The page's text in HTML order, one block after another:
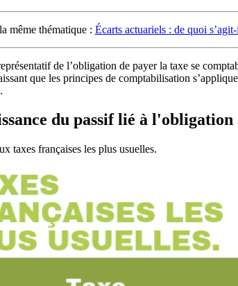
même thématique : Écarts actuariels : de quoi
de l’obligation de payer la taxe se
que les principes de comptabilisation
du passif lié à
taxes françaises les plus usuelles.